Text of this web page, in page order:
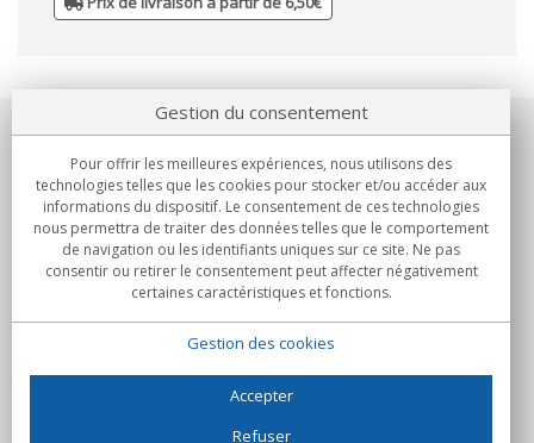
Notre société
Engagements
Achats
Gestion du consentement
Pour offrir les meilleures expériences, nous utilisons des
technologies telles que les cookies pour stocker et/ou accéder aux
informations du dispositif. Le consentement de ces technologies
nous permettra de traiter des données telles que le comportement
de navigation ou les identifiants uniques sur ce site. Ne pas
consentir ou retirer le consentement peut affecter négativement
certaines caractéristiques et fonctions.
Gestion des cookies
Accepter
Refuser